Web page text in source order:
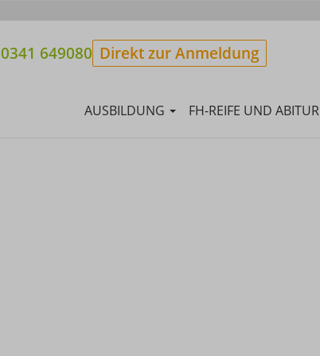
AUSBILDUNG FH-REIFE UND ABITUR
0341 649080 Direkt zur Anmeldung